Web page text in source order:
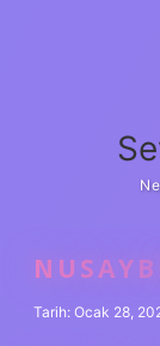
Tarih: Ocak 28,